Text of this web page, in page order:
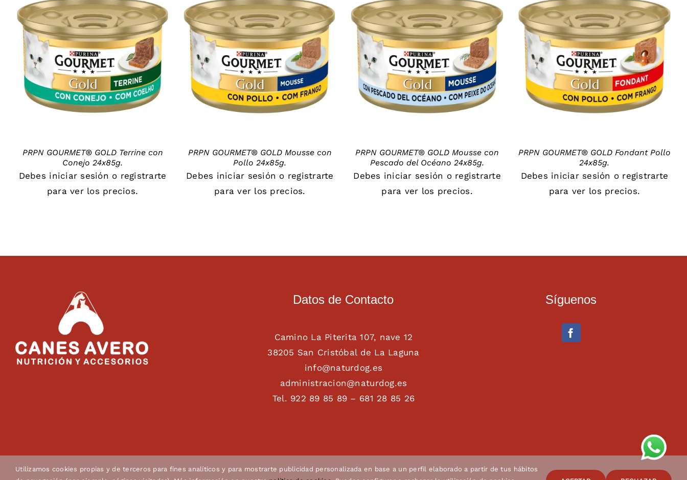
DETAILS
PRPN GOURMET® GOLD Terrine con
Conejo 24x85g.
Debes iniciar sesión o registrarte
para ver los precios.
DETAILS
PRPN GOURMET® GOLD Mousse con
Pollo 24x85g.
Debes iniciar sesión o registrarte
para ver los precios.
DETAILS
PRPN GOURMET® GOLD Mousse con
Pescado del Océano 24x85g.
Debes iniciar sesión o registrarte
para ver los precios.
DETAILS
PRPN GOURMET® GOLD Fondant Pollo
24x85g.
Debes iniciar sesión o registrarte
para ver los precios.
Datos de Contacto
Camino La Piterita 107, nave 12
38205 San Cristóbal de La Laguna
info@naturdog.es
administracion@naturdog.es
Tel. 922 89 85 89 – 681 28 85 26
Síguenos
Utilizamos cookies propias y de terceros para fines analíticos y para mostrarte publicidad personalizada en base a un perfil elaborado a partir de tus hábitos